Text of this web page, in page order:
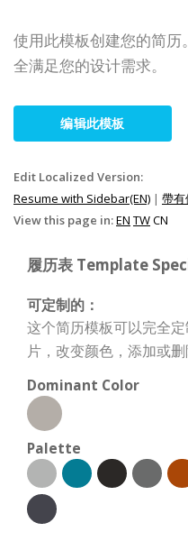
使用此模板创建您的简
全满足您的设计需求。
编辑此模板
Edit Localized Version:
Resume with Sidebar(EN) | 帶有
View this page in:EN TWCN
履历表 Template
可定制的：
这个简历模板可以完全
片，改变颜色，添加或删
Dominant Color
Palette